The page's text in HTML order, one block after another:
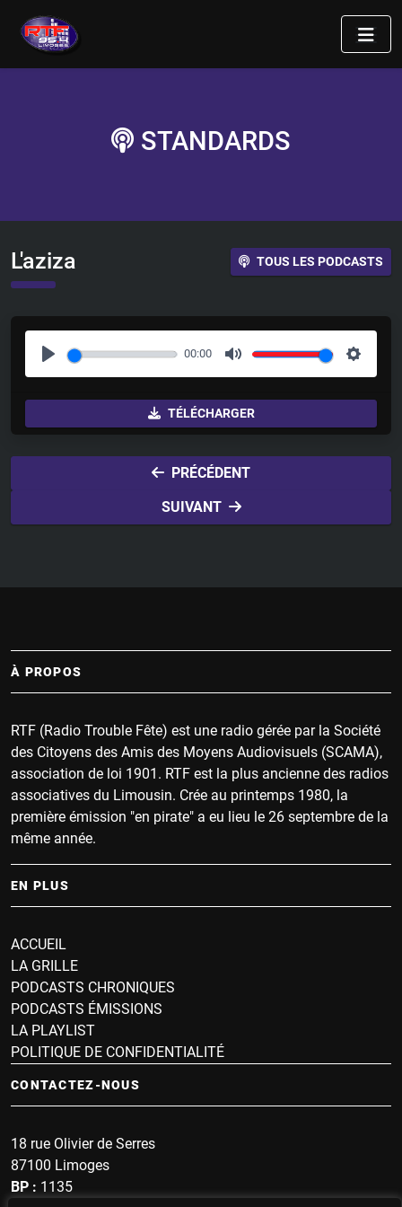
STANDARDS
L'aziza TOUS LES PODCASTS
P
l
00:00
M
u
t
S
e
TÉLÉCHARGER
PRÉCÉDENT
SUIVANT
À PROPOS
RTF (Radio Trouble Fête) est une radio gérée par la Société
des Citoyens des Amis des Moyens Audiovisuels (SCAMA),
association de loi 1901. RTF est la plus ancienne des radios
associatives du Limousin. Crée au printemps 1980, la
première émission "en pirate" a eu lieu le 26 septembre de la
même année.
EN PLUS
ACCUEIL
LA GRILLE
PODCASTS CHRONIQUES
PODCASTS ÉMISSIONS
LA PLAYLIST
POLITIQUE DE CONFIDENTIALITÉ
CONTACTEZ-NOUS
18 rue Olivier de Serres
87100 Limoges
BP : 1135